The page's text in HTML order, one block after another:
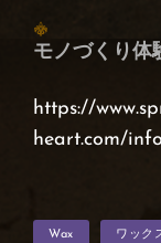
モノづくり体
https://
heart.com/
Wax ワック